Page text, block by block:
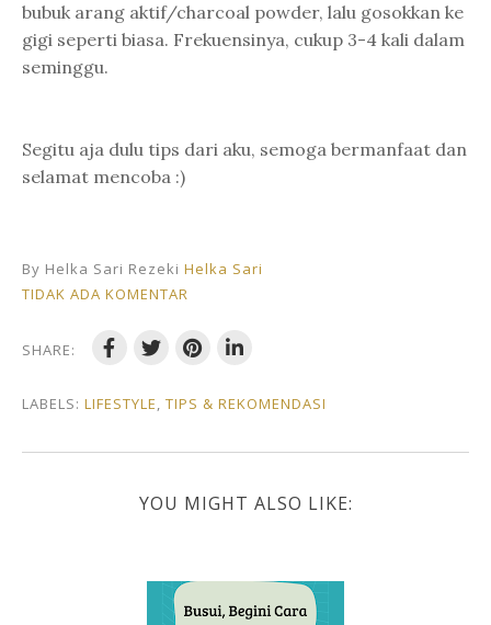
bubuk arang aktif/charcoal powder, lalu gosokkan ke
gigi seperti biasa. Frekuensinya, cukup 3-4 kali dalam
seminggu.
Segitu aja dulu tips dari aku, semoga bermanfaat dan
selamat mencoba :)
By Helka Sari Rezeki Helka Sari
TIDAK ADA KOMENTAR
SHARE:
LABELS: LIFESTYLE, TIPS & REKOMENDASI
YOU MIGHT ALSO LIKE: